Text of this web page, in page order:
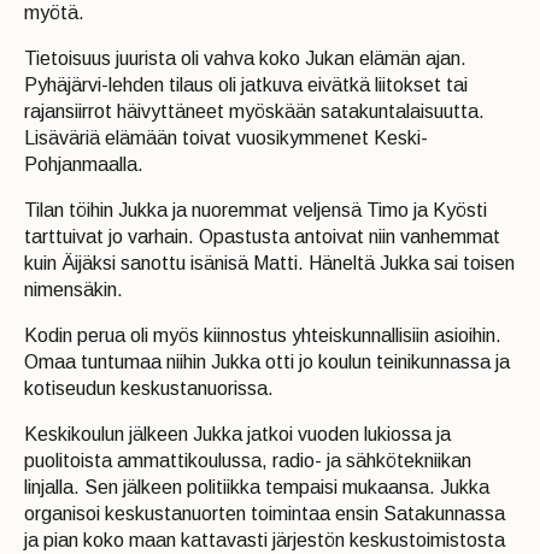
myötä.
Tietoisuus juurista oli vahva koko Jukan elämän ajan.
Pyhäjärvi-lehden tilaus oli jatkuva eivätkä liitokset tai
rajansiirrot häivyttäneet myöskään satakuntalaisuutta.
Lisäväriä elämään toivat vuosikymmenet Keski-
Pohjanmaalla.
Tilan töihin Jukka ja nuoremmat veljensä Timo ja Kyösti
tarttuivat jo varhain. Opastusta antoivat niin vanhemmat
kuin Äijäksi sanottu isänisä Matti. Häneltä Jukka sai toisen
nimensäkin.
Kodin perua oli myös kiinnostus yhteiskunnallisiin asioihin.
Omaa tuntumaa niihin Jukka otti jo koulun teinikunnassa ja
kotiseudun keskustanuorissa.
Keskikoulun jälkeen Jukka jatkoi vuoden lukiossa ja
puolitoista ammattikoulussa, radio- ja sähkötekniikan
linjalla. Sen jälkeen politiikka tempaisi mukaansa. Jukka
organisoi keskustanuorten toimintaa ensin Satakunnassa
ja pian koko maan kattavasti järjestön keskustoimistosta